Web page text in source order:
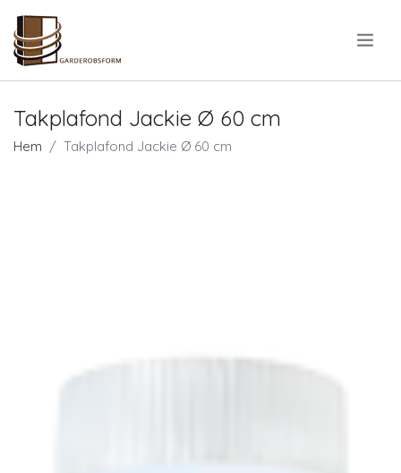
Takplafond Jackie Ø 60 cm
Hem Takplafond Jackie Ø 60 cm